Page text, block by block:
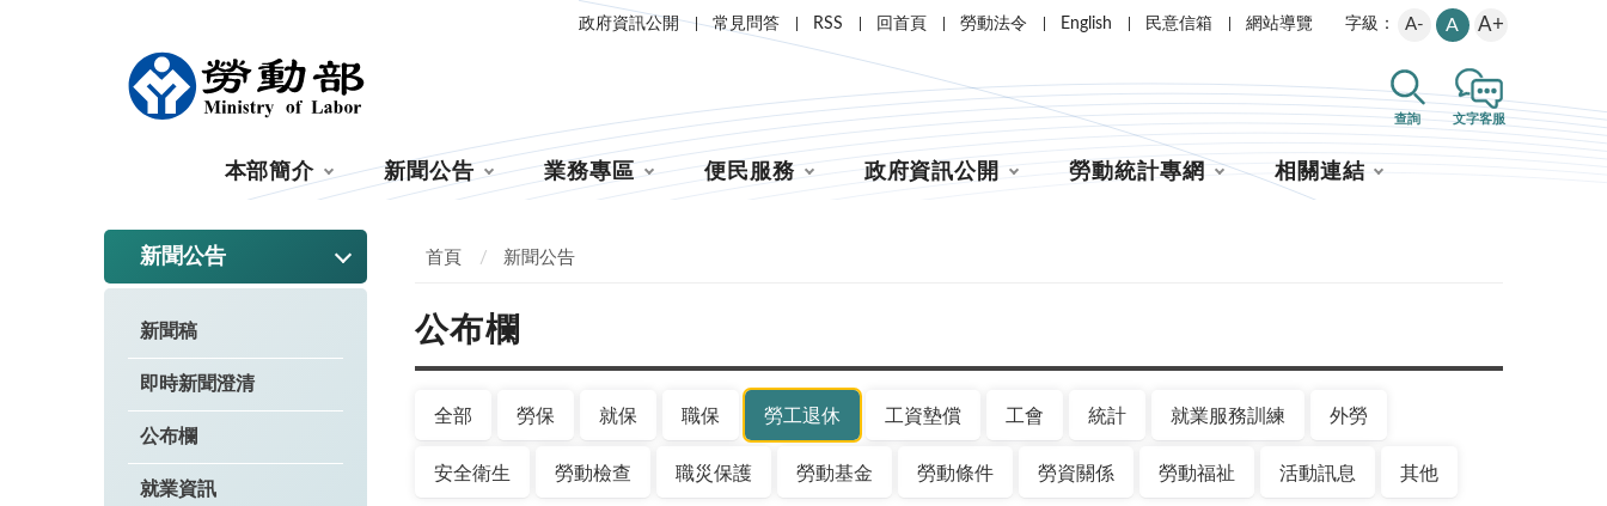
政府資訊公開 常見問答 RSS 回首頁 勞動法令 English 民意信箱 網站導覽 字級： A- A A+
查詢 文字客服
本部簡介 新聞公告 業務專區 便民服務 政府資訊公開 勞動統計專網 相關連結
新聞公告
新聞稿
即時新聞澄清
公布欄
就業資訊
首頁 新聞公告
公布欄
全部 勞保 就保 職保 勞工退休 工資墊償 工會 統計 就業服務訓練 外勞
安全衛生 勞動檢查 職災保護 勞動基金 勞動條件 勞資關係 勞動福祉 活動訊息 其他